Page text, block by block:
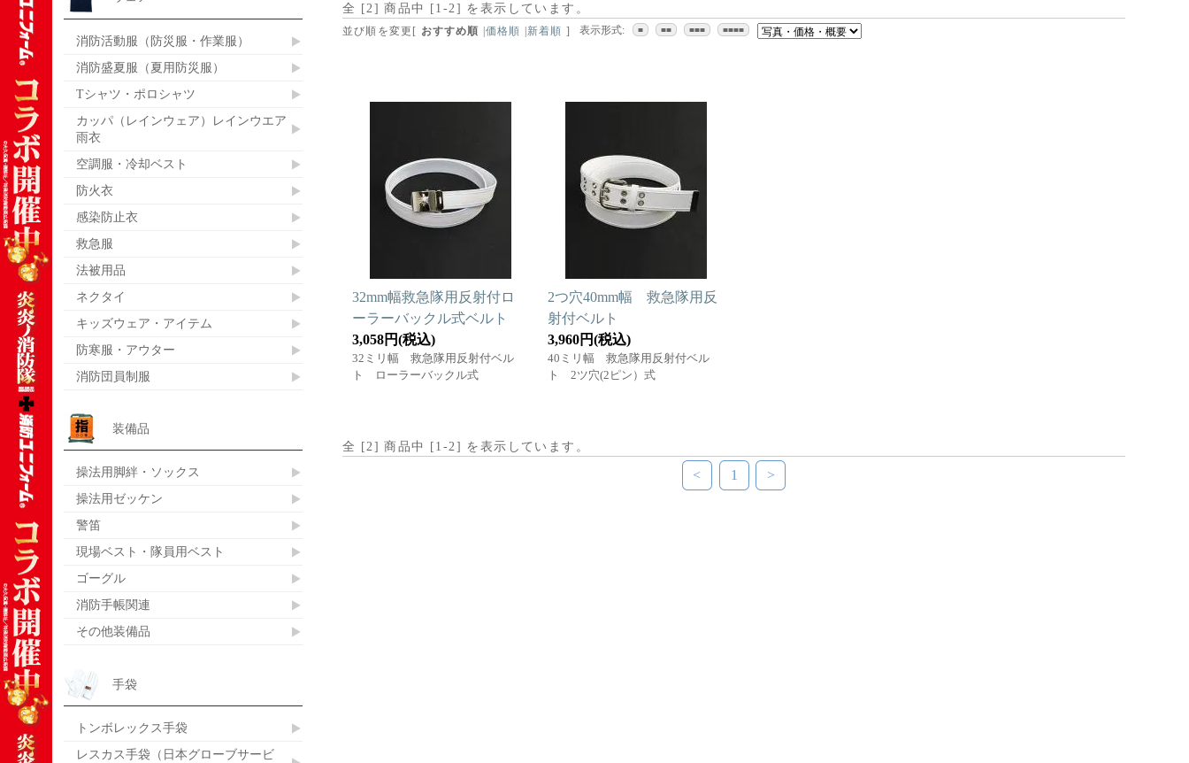
全 [2] 商品中 [ 1 -2] を表示しています。
並び順を変更 [ おすすめ順 |価格順 新着順 ] 表示形式: ■ ■■ ■■■ ■■■■
32mm幅救急隊用反射付ロ
ーラーバックル式ベルト
3,058円(税込)
32ミリ幅 救急隊用反射付ベル
ト ローラーバックル式
2つ穴40mm幅 救急隊用反
射付ベルト
3,960円(税込)
40ミリ幅 救急隊用反射付ベル
ト 2ツ穴(2ピン）式
全 [2] 商品中 [ 1 -2] を表示しています。
< 1 >
消防活動服（防災服・作業服）
消防盛夏服（夏用防災服）
Tシャツ・ポロシャツ
カッパ（レインウェア）レインウエア
雨衣
空調服・冷却ベスト
防火衣
感染防止衣
救急服
法被用品
ネクタイ
キッズウェア・アイテム
防寒服・アウター
消防団員制服
装備品
操法用脚絆・ソックス
操法用ゼッケン
警笛
現場ベスト・隊員用ベスト
ゴーグル
消防手帳関連
その他装備品
手袋
トンボレックス手袋
レスカス手袋（日本グローブサービ